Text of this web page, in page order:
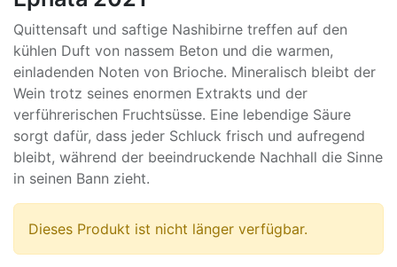
Quittensaft und saftige Nashibirne treffen auf den
kühlen Duft von nassem Beton und die warmen,
einladenden Noten von Brioche. Mineralisch bleibt der
Wein trotz seines enormen Extrakts und der
verführerischen Fruchtsüsse. Eine lebendige Säure
sorgt dafür, dass jeder Schluck frisch und aufregend
bleibt, während der beeindruckende Nachhall die Sinne
in seinen Bann zieht.
Dieses Produkt ist nicht länger verfügbar.